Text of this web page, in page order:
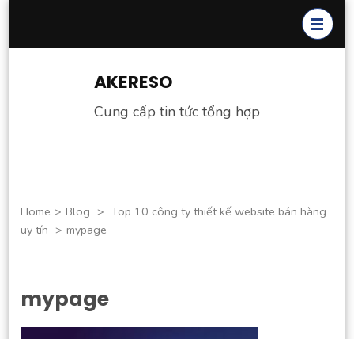
AKERESO
Cung cấp tin tức tổng hợp
Home > Blog > Top 10 công ty thiết kế website bán hàng
uy tín > mypage
mypage